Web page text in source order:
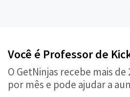
Você é Professor de
O GetNinjas recebe mais
por mês e pode ajudar a